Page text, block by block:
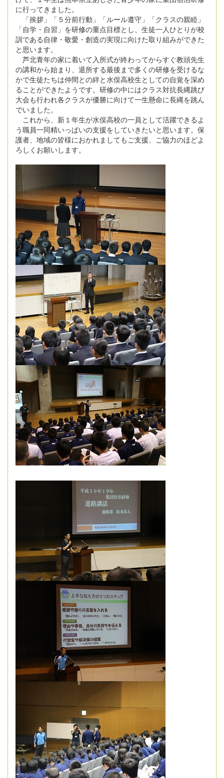
に行ってきました。
「挨拶」「５分前行動」「ルール遵守」「クラスの親睦」
「自学・自習」を研修の重点目標とし、生徒一人ひとりが校
訓である自律・敬愛・創造の実現に向けた取り組みができた
と思います。
芦北青年の家に着いて入所式が終わってからすぐ教頭先生
の講和から始まり、退所する最後まで多くの研修を受けるな
かで生徒たちは仲間との絆と水俣高校生としての自覚を深め
ることができたようです。研修の中にはクラス対抗長縄跳び
大会も行われ各クラスが優勝に向けて一生懸命に長縄を跳ん
でいました。
これから、新１年生が水俣高校の一員として活躍できるよ
う職員一同精いっぱいの支援をしていきたいと思います。保
護者、地域の皆様におかれましてもご支援、ご協力のほどよ
ろしくお願いします。